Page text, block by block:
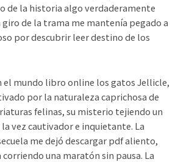
de la historia algo verdaderamente
de la trama me mantenía pegado a
por descubrir leer destino de los
el mundo libro online​ los gatos Jellicle,
por la naturaleza caprichosa de
felinas, su misterio tejiendo un
la vez cautivador e inquietante. La
me dejó descargar pdf aliento,
una maratón sin pausa. La